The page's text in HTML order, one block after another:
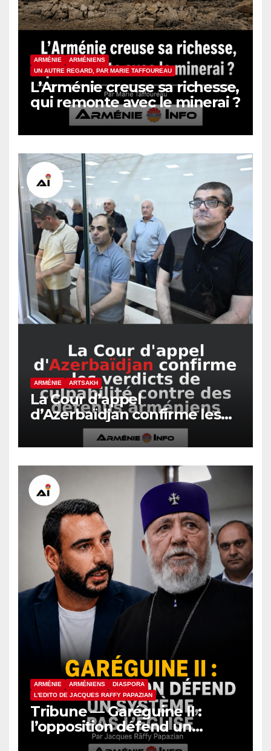
ARMÉNIE
ARMÉNIENS
UN AUTRE REGARD, PAR MARIE TAFFOUREAU
L’Arménie creuse sa richesse,
qui remonte avec le minerai ?
ARMÉNIE ARTSAKH
La Cour d’appel
d’Azerbaïdjan confirme les
verdicts de culpabilité contre
des détenus arméniens
ARMÉNIE ARMÉNIENS
DIASPORA
L'EDITO DE JACQUES RAFFY PAPAZIAN
Tribune — Garéguine II :
l’opposition défend un
système, pas l’Église